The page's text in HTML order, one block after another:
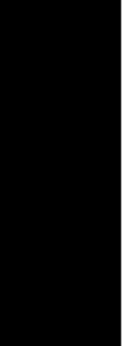
mostrando? déjanos